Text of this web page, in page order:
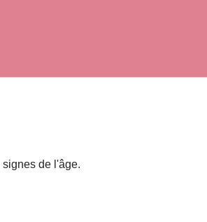
de l'âge.